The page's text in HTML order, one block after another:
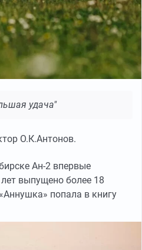
удача"
О.К.Антонов.
Ан-2 впервые
выпущено более 18
попала в книгу